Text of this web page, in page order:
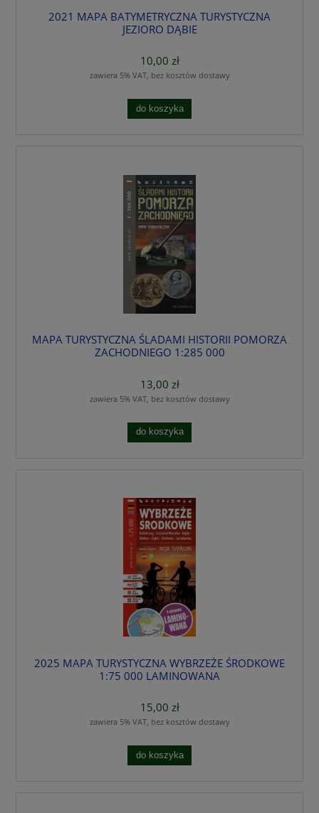
2021 MAPA BATYMETRYCZNA TURYSTYCZNA
JEZIORO DĄBIE
10,00 zł
zawiera 5% VAT, bez kosztów dostawy
do koszyka
MAPA TURYSTYCZNA ŚLADAMI HISTORII POMORZA
ZACHODNIEGO 1:285 000
13,00 zł
zawiera 5% VAT, bez kosztów dostawy
do koszyka
2025 MAPA TURYSTYCZNA WYBRZEŻE ŚRODKOWE
1:75 000 LAMINOWANA
15,00 zł
zawiera 5% VAT, bez kosztów dostawy
do koszyka